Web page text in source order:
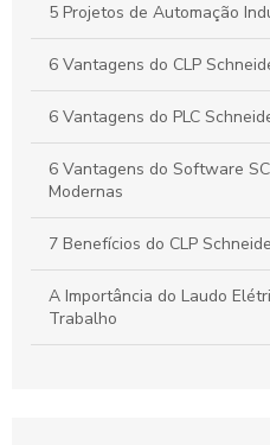
5 Projetos de Automação
6 Vantagens do CLP
6 Vantagens do PLC
6 Vantagens do Software
Modernas
7 Benefícios do CLP
A Importância do Laudo
Trabalho